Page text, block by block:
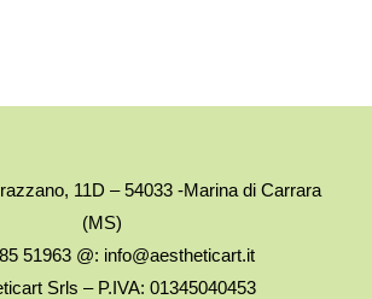
11D – 54033 -Marina di Carrara
(MS)
51963 @: info@aestheticart.it
Srls – P.IVA: 01345040453